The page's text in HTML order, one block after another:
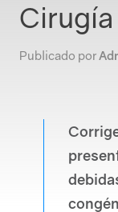
Publicado por